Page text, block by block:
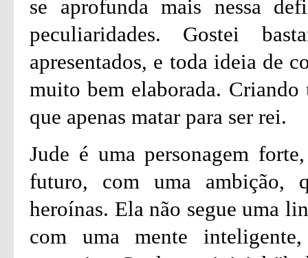
se aprofunda mais nessa
peculiaridades. Gostei
apresentados, e toda ideia de
muito bem elaborada.
que apenas matar para ser rei.
Jude é uma personagem
futuro, com uma ambição,
heroínas. Ela não segue uma
com uma mente